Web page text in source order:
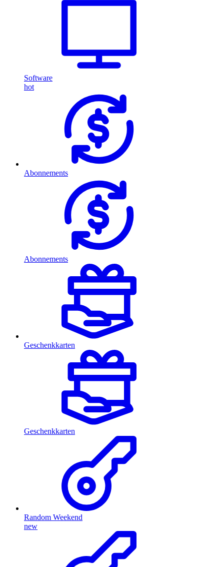
Software
hot
Abonnements
Abonnements
Geschenkkarten
Geschenkkarten
Random Weekend
new